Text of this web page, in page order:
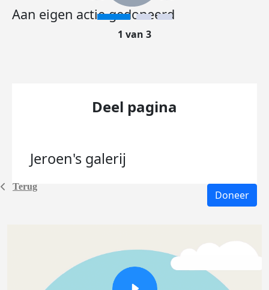
Terug
Aan eigen actie gedoneerd
1 van 3
Deel pagina
Jeroen's galerij
Doneer